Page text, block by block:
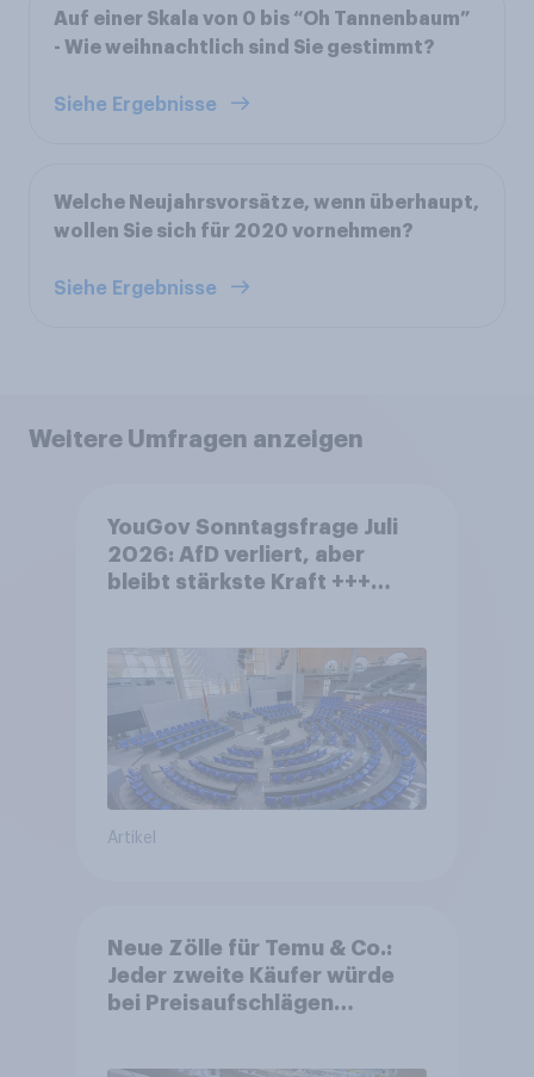
Auf einer Skala von 0 bis “Oh Tannenbaum”
- Wie weihnachtlich sind Sie gestimmt?
Siehe Ergebnisse
Welche Neujahrsvorsätze, wenn überhaupt,
wollen Sie sich für 2020 vornehmen?
Siehe Ergebnisse
Weitere Umfragen anzeigen
YouGov Sonntagsfrage Juli
2026: AfD verliert, aber
bleibt stärkste Kraft +++
Artikel
Neue Zölle für Temu & Co.:
Jeder zweite Käufer würde
bei Preisaufschlägen